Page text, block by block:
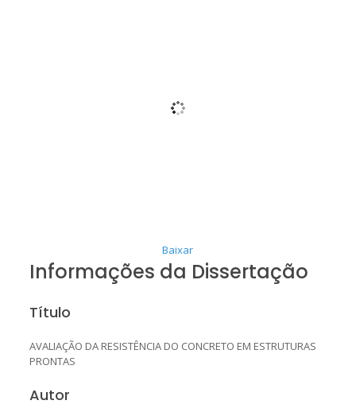
Baixar
Informações da Dissertação
Título
AVALIAÇÃO DA RESISTÊNCIA DO CONCRETO EM ESTRUTURAS
PRONTAS
Autor